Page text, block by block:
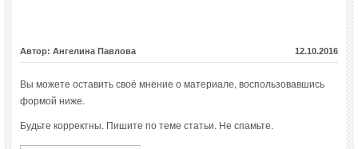
Автор: Ангелина Павлова 12.10.2016
Вы можете оставить своё мнение о материале, воспользовавшись
формой ниже.
Будьте корректны. Пишите по теме статьи. Не спамьте.